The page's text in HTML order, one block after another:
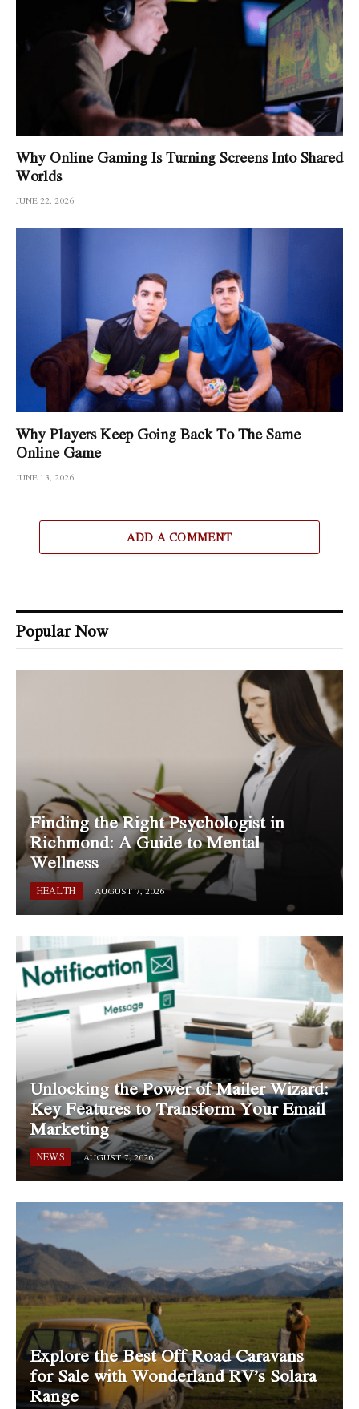
Why Online Gaming Is Turning Screens Into Shared
Worlds
JUNE 22, 2026
Why Players Keep Going Back To The Same
Online Game
JUNE 13, 2026
ADD A COMMENT
Popular Now
Finding the Right Psychologist in
Richmond: A Guide to Mental
Wellness
HEALTH AUGUST 7, 2026
Unlocking the Power of Mailer Wizard:
Key Features to Transform Your Email
Marketing
NEWS AUGUST 7, 2026
Explore the Best Off Road Caravans
for Sale with Wonderland RV’s Solara
Range